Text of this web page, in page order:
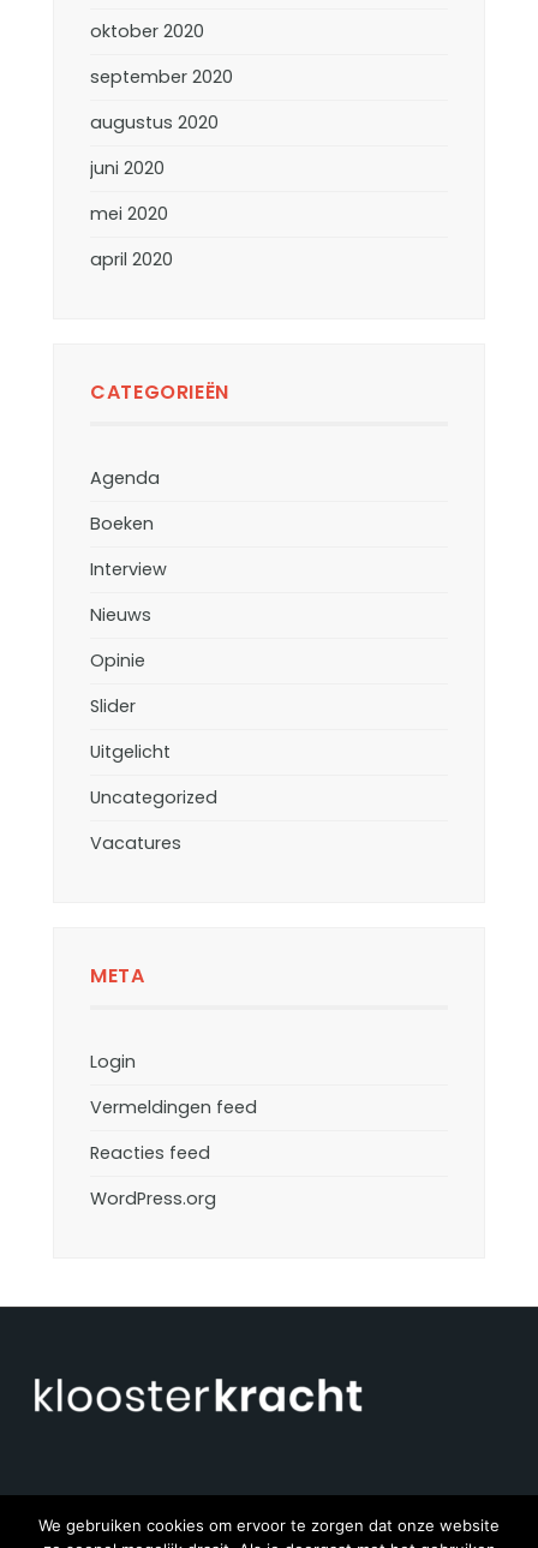
oktober 2020
september 2020
augustus 2020
juni 2020
mei 2020
april 2020
CATEGORIEËN
Agenda
Boeken
Interview
Nieuws
Opinie
Slider
Uitgelicht
Uncategorized
Vacatures
META
Login
Vermeldingen feed
Reacties feed
WordPress.org
We gebruiken cookies om ervoor te zorgen dat onze website